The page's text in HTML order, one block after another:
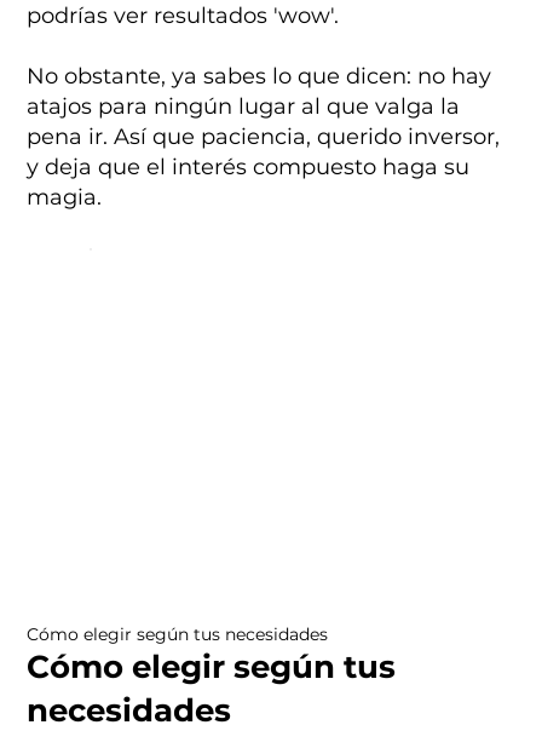
Cómo elegir según tus necesidades
Cómo elegir según tus
necesidades
podrías ver resultados 'wow'.
No obstante, ya sabes lo que dicen: no hay
atajos para ningún lugar al que valga la
pena ir. Así que paciencia, querido inversor,
y deja que el interés compuesto haga su
magia.